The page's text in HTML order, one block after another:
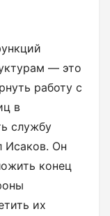
— это
работу с
в
службу
Исаков. Он
конец
их